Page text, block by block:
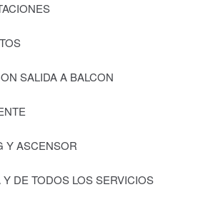
SALIDA A BALCON
Y ASCENSOR
DE TODOS LOS SERVICIOS